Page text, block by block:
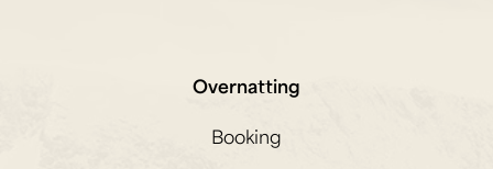
Overnatting
Booking